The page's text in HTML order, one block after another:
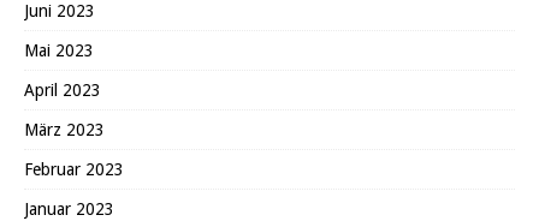
Juni 2023
Mai 2023
April 2023
März 2023
Februar 2023
Januar 2023